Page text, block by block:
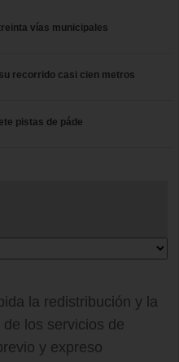
vías municipales
recorrido casi cien metros
pistas de páde
la redistribución y la
los servicios de
y expreso